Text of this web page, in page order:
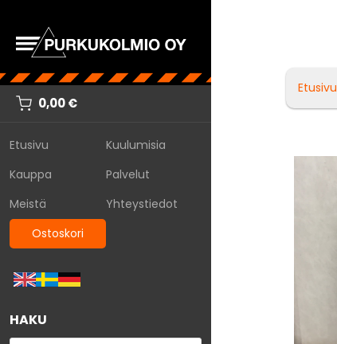
0,00€
Etusivu
Kuulumisia
Kauppa
Palvelut
Meistä
Yhteystiedot
Ostoskori
HAKU
Etusivu